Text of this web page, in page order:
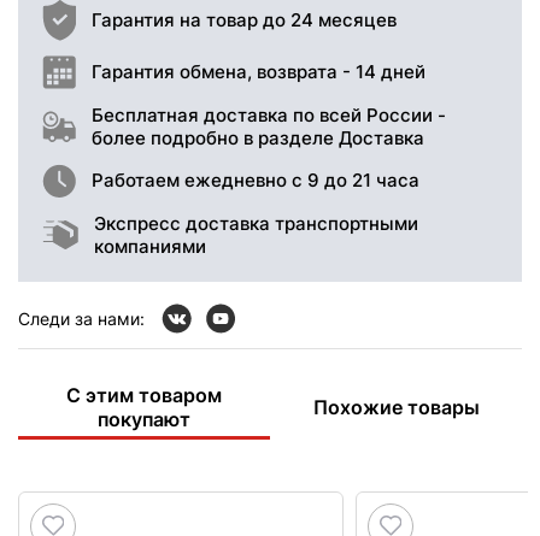
Гарантия на товар до 24 месяцев
Гарантия обмена, возврата - 14 дней
Бесплатная доставка по всей России -
более подробно в разделе Доставка
Работаем ежедневно с 9 до 21 часа
Экспресс доставка транспортными
компаниями
Следи за нами:
С этим товаром
покупают
Похожие товары